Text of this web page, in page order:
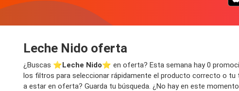
Leche Nido oferta
¿Buscas ⭐️Leche Nido⭐️ en oferta? Esta semana hay 0
los filtros para seleccionar rápidamente el producto correcto o tu
a estar en oferta? Guarda tu búsqueda. ¿No hay en este